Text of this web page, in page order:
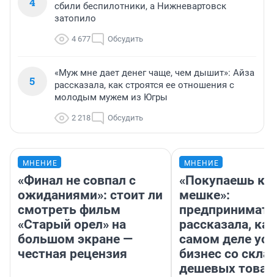
сбили беспилотники, а Нижневартовск
затопило
4 677 Обсудить
5
«Муж мне дает денег чаще, чем дышит»: Айза
рассказала, как строятся ее отношения с
молодым мужем из Югры
2 218 Обсудить
МНЕНИЕ
«Финал не совпал с
ожиданиями»: стоит ли
смотреть фильм
«Старый орел» на
большом экране —
честная рецензия
МНЕНИЕ
«Покупаешь
мешке»:
рассказала,
самом деле
бизнес со
дешевых